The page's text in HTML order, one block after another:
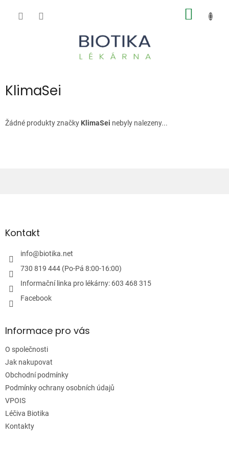
KlimaSei
Žádné produkty značky KlimaSei nebyly nalezeny...
aKontakt
info@biotika.net
730 819 444 (Po-Pá 8:00-16:00)
Informační linka pro lékárny: 603 468 315
Facebook
Informace pro vás
O společnosti
Jak nakupovat
Obchodní podmínky
Podmínky ochrany osobních údajů
VPOIS
Léčiva Biotika
Kontakty